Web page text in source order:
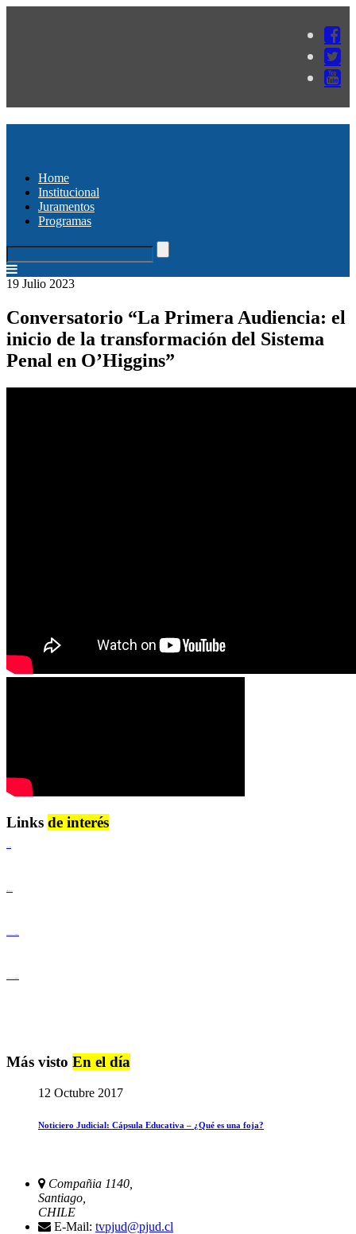
Home
Institucional
Juramentos
Programas
19 Julio 2023
Conversatorio “La Primera Audiencia: el
inicio de la transformación del Sistema
Penal en O’Higgins”
Links de interés
Más visto En el día
12 Octubre 2017
Noticiero Judicial: Cápsula Educativa – ¿Qué es una foja?
Compañia 1140,
Santiago,
CHILE
E-Mail: tvpjud@pjud.cl